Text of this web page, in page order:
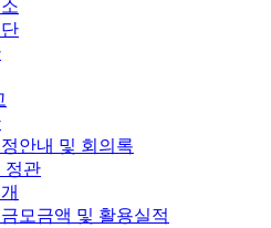
안내 및 회의록
정관
모금액 및 활용실적